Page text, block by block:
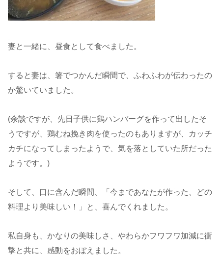
妻と一緒に、昼食として食べました。
すると妻は、箸でつかんだ瞬間で、ふわふわが伝わったの
か驚いていました。
(余談ですが、先日子供に鶏ハンバーグを作って出したそ
うですが、鶏むね挽き肉を使ったのもありますが、カッチ
カチになってしまったようで、気を落としていた所だった
ようです。)
そして、口に含んだ瞬間、「今まであなたが作った、どの
料理より美味しい！」と、喜んでくれました。
私自身も、かなりの美味しさ、やわらかフワフワ加減に衝
撃と共に、感動をおぼえました。